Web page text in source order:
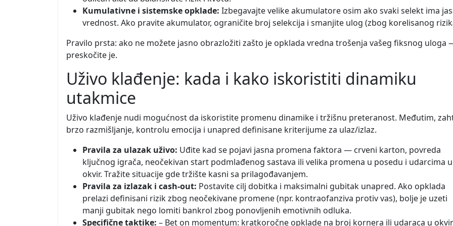
Kumulativne i sistemske opklade: Izbegavajte velike akumulatore osim ako svaki selekt ima
vrednost. Ako pravite akumulator, ograničite broj selekcija i smanjite ulog (zbog korelisanog
Pravilo prsta: ako ne možete jasno obrazložiti zašto je opklada vredna trošenja vašeg fiksnog uloga
preskočite je.
Uživo klađenje: kada i kako iskoristiti dinamiku
utakmice
Uživo klađenje nudi mogućnost da iskoristite promenu dinamike i tržišnu preteranost. Međutim,
brzo razmišljanje, kontrolu emocija i unapred definisane kriterijume za ulaz/izlaz.
Pravila za ulazak uživo: Uđite kad se pojavi jasna promena faktora — crveni karton, povreda
ključnog igrača, neočekivan start podmlađenog sastava ili velika promena u posedu i udarcima u
okvir. Tražite situacije gde tržište kasni sa prilagođavanjem.
Pravila za izlazak i cash-out: Postavite cilj dobitka i maksimalni gubitak unapred. Ako opklada
prelazi definisani rizik zbog neočekivane promene (npr. kontraofanziva protiv vas), bolje je uzeti
manji gubitak nego lomiti bankrol zbog ponovljenih emotivnih odluka.
Specifične taktike: – Bet on momentum: kratkoročne opklade na broj kornera ili udaraca u okvir